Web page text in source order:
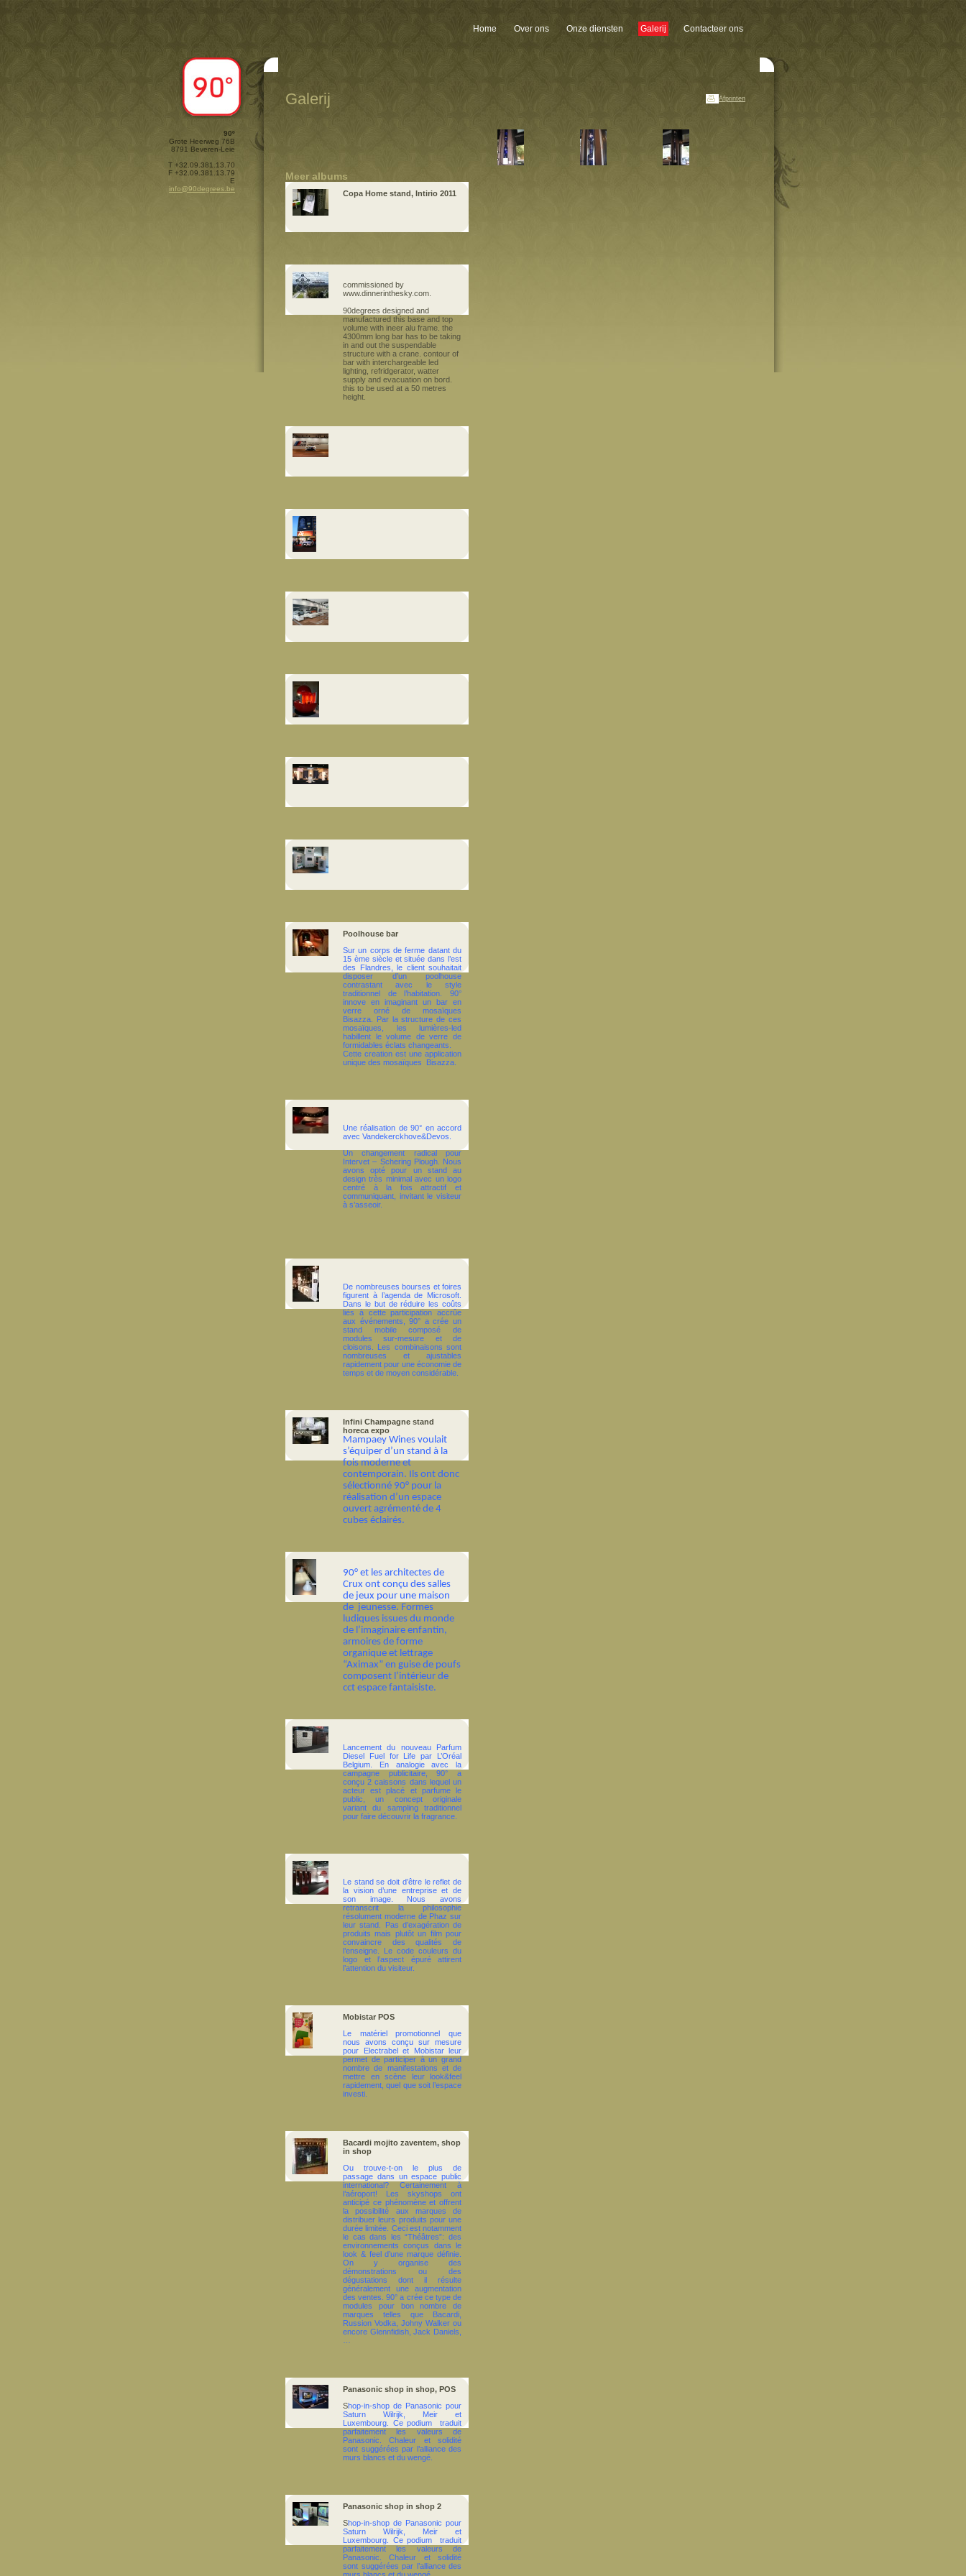
Home Over ons Onze diensten Galerij Contacteer ons
90º
Grote Heerweg 76B
8791 Beveren-Leie
T +32.09.381.13.70
F +32.09.381.13.79
E
info@90degrees.be
Galerij Afprinten
Meer albums
Copa Home stand, Intirio 2011
commissioned by
www.dinnerinthesky.com.
90degrees designed and
manufactured this base and top
volume with ineer alu frame. the
4300mm long bar has to be taking
in and out the suspendable
structure with a crane. contour of
bar with interchargeable led
lighting, refridgerator, watter
supply and evacuation on bord.
this to be used at a 50 metres
height.
Poolhouse bar
Sur un corps de ferme datant du
15 ème siècle et située dans l’est
des Flandres, le client souhaitait
disposer d’un poolhouse
contrastant avec le style
traditionnel de l’habitation. 90°
innove en imaginant un bar en
verre orné de mosaïques
Bisazza. Par la structure de ces
mosaïques, les lumières-led
habillent le volume de verre de
formidables éclats changeants.
Cette creation est une application
unique des mosaïques
Bisazza.
Une réalisation de 90° en accord
avec Vandekerckhove&Devos.
Un changement radical pour
Intervet – Schering Plough. Nous
avons opté pour un stand au
design très minimal avec un logo
centré à la fois attractif et
communiquant, invitant le visiteur
à s’asseoir.
De nombreuses bourses et foires
figurent à l’agenda de Microsoft.
Dans le but de réduire les coûts
liés à cette participation accrûe
aux événements, 90° a crée un
stand mobile composé de
modules sur-mesure et de
cloisons. Les combinaisons sont
nombreuses et ajustables
rapidement pour une économie de
temps et de moyen considérable.
Infini Champagne stand
horeca expo
Mampaey Wines voulait
s’équiper d’un stand à la
fois moderne et
contemporain. Ils ont donc
sélectionné 90° pour la
réalisation d’un espace
ouvert agrémenté de 4
cubes éclairés.
90° et les architectes de
Crux ont conçu des salles
de jeux pour une maison
de jeunesse. Formes
ludiques issues du monde
de l’imaginaire enfantin,
armoires de forme
organique et lettrage
“Aximax” en guise de poufs
composent l’intérieur de
cct espace fantaisiste.
Lancement du nouveau Parfum
Diesel Fuel for Life par L’Oréal
Belgium. En analogie avec la
campagne publicitaire, 90° a
conçu 2 caissons dans lequel un
acteur est placé et parfume le
public, un concept originale
variant du sampling traditionnel
pour faire découvrir la fragrance.
Le stand se doit d’être le reflet de
la vision d’une entreprise et de
son image. Nous avons
retranscrit la philosophie
résolument moderne de Phaz sur
leur stand. Pas d’exagération de
produits mais plutôt un film pour
convaincre des qualités de
l’enseigne. Le code couleurs du
logo et l’aspect épuré attirent
l’attention du visiteur.
Mobistar POS
Le matériel promotionnel que
nous avons conçu sur mesure
pour Electrabel et Mobistar leur
permet de participer à un grand
nombre de manifestations et de
mettre en scène leur look&feel
rapidement, quel que soit l’espace
investi.
Bacardi mojito zaventem, shop
in shop
Ou trouve-t-on le plus de
passage dans un espace public
international? Certainement à
l’aéroport! Les skyshops ont
anticipé ce phénomène et offrent
la possibilité aux marques de
distribuer leurs produits pour une
durée limitée. Ceci est notamment
le cas dans les “Théâtres”: des
environnements conçus dans le
look & feel d’une marque définie.
On y organise des
démonstrations ou des
dégustations dont il résulte
généralement une augmentation
des ventes. 90° a crée ce type de
modules pour bon nombre de
marques telles que Bacardi,
Russion Vodka, Johny Walker ou
encore Glennfidish, Jack Daniels,
…
Panasonic shop in shop, POS
Shop-in-shop de Panasonic pour
Saturn Wilrijk, Meir et
Luxembourg. Ce podium
traduit
parfaitement les valeurs de
Panasonic. Chaleur et solidité
sont suggérées par l’alliance des
murs blancs et du wengé.
Panasonic shop in shop 2
Shop-in-shop de Panasonic pour
Saturn Wilrijk, Meir et
Luxembourg. Ce podium
traduit
parfaitement les valeurs de
Panasonic. Chaleur et solidité
sont suggérées par l’alliance des